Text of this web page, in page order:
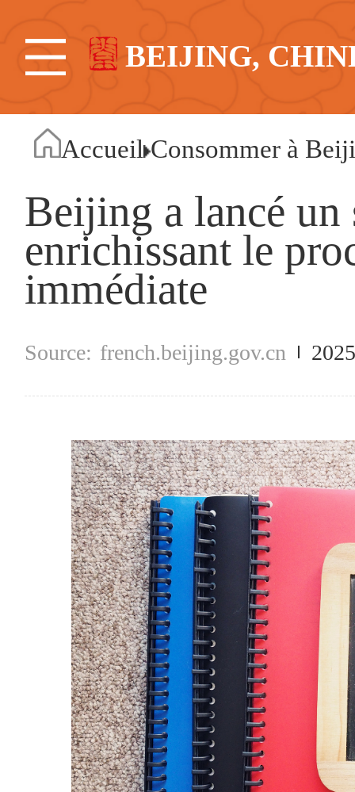
BEIJING,
Accueil Consommer à
Beijing a lancé un
enrichissant le
immédiate
french.beijing.gov.cn